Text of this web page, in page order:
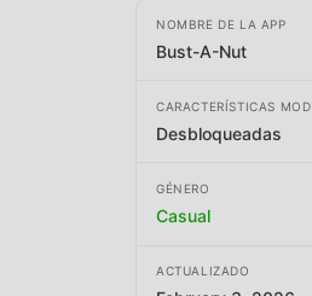
NOMBRE DE LA APP
Bust-A-Nut
CARACTERÍSTICAS MOD
Desbloqueadas
GÉNERO
Casual
ACTUALIZADO